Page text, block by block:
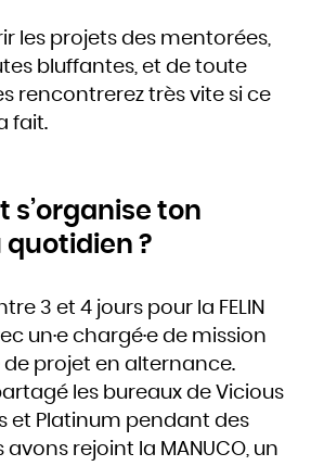
les projets des mentorées,
bluffantes, et de toute
rencontrerez très vite si ce
fait.
s’organise ton
?
3 et 4 jours pour la FELIN
un·e chargé·e de mission
projet en alternance.
les bureaux de Vicious
et Platinum pendant des
avons rejoint la MANUCO, un